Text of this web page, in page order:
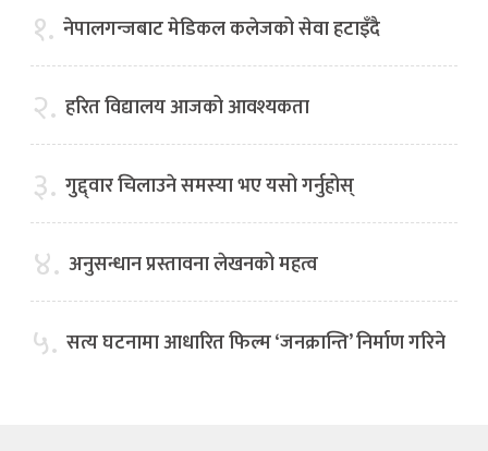
१. नेपालगन्जबाट मेडिकल कलेजको सेवा हटाइँदै
२. हरित विद्यालय आजको आवश्यकता
३. गुद्द्वार चिलाउने समस्या भए यसो गर्नुहोस्
४. अनुसन्धान प्रस्तावना लेखनको महत्व
५. सत्य घटनामा आधारित फिल्म ‘जनक्रान्ति’ निर्माण गरिने